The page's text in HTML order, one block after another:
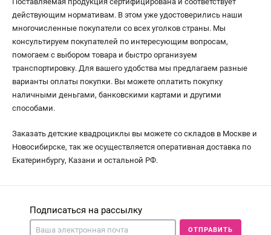
действующим нормативам. В этом уже удостоверились наши
многочисленные покупатели со всех уголков страны. Мы
консультируем покупателей по интересующим вопросам,
помогаем с выбором товара и быстро организуем
транспортировку. Для вашего удобства мы предлагаем разные
варианты оплаты покупки. Вы можете оплатить покупку
наличными деньгами, банковскими картами и другими
способами.
Заказать детские квадроциклы вы можете со складов в Москве и
Новосибирске, так же осуществляется оперативная доставка по
Екатеринбургу, Казани и остальной РФ.
Подписаться на рассылку
ОТПРАВИТЬ